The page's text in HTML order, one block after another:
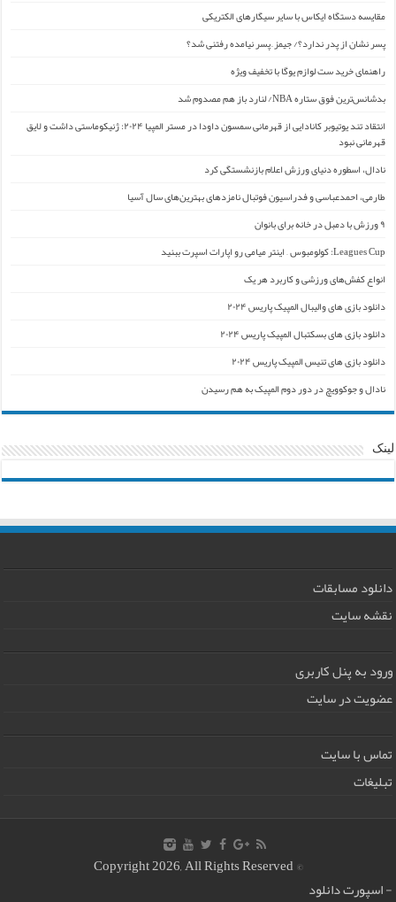
مقایسه دستگاه ایکاس با سایر سیگارهای الکتریکی
پسر نشان از پدر ندارد؟/ جیمز ِ پسر نیامده رفتنی شد؟
راهنمای خرید ست لوازم یوگا با تخفیف ویژه
بدشانس‌ترین فوق ستاره NBA/ لنارد باز هم مصدوم شد
انتقاد تند یوتیوبر کانادایی از قهرمانی سمسون داودا در مستر المپیا ۲۰۲۴: ژنیکوماستی داشت و لایق
قهرمانی نبود
نادال، اسطوره دنیای ورزش اعلام بازنشستگی کرد
طارمی، احمدعباسی و فدراسیون فوتبال نامزدهای بهترین‌های سال آسیا
۹ ورزش با دمبل در خانه برای بانوان
Leagues Cup: کولومبوس – اینتر میامی رو اپارات اسپرت ببنید
انواع کفش‌های ورزشی و کاربرد هر یک
دانلود بازی های والیبال المپیک پاریس ۲۰۲۴
دانلود بازی های بسکتبال المپیک پاریس ۲۰۲۴
دانلود بازی های تنیس المپیک پاریس ۲۰۲۴
نادال و جوکوویچ در دور دوم المپیک به هم رسیدن
لینک
دانلود مسابقات
نقشه سایت
ورود به پنل کاربری
عضویت در سایت
تماس با سایت
تبلیغات
© Copyright 2026, All Rights Reserved
-اسپورت دانلود